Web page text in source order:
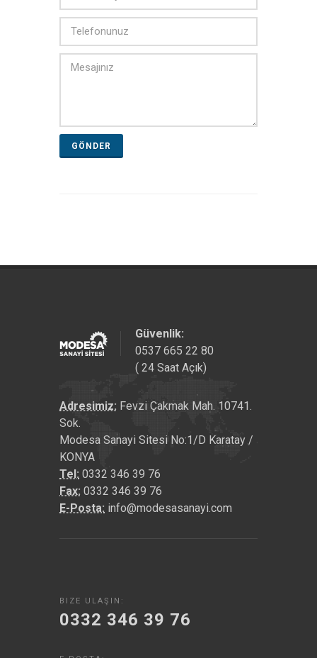
GÖNDER
Güvenlik:
0537 665 22 80
( 24 Saat Açık)
Adresimiz: Fevzi Çakmak Mah. 10741.
Sok.
Modesa Sanayi Sitesi No:1/D Karatay /
KONYA
Tel: 0332 346 39 76
Fax: 0332 346 39 76
E-Posta: info@modesasanayi.com
BIZE ULAŞIN:
0332 346 39 76